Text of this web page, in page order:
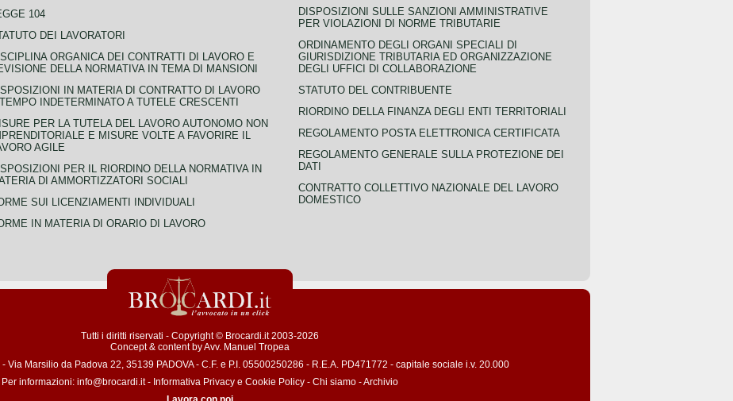
104
DEI LAVORATORI
ORGANICA DEI CONTRATTI DI LAVORO E
DELLA NORMATIVA IN TEMA DI MANSIONI
IN MATERIA DI CONTRATTO DI LAVORO
INDETERMINATO A TUTELE CRESCENTI
PER LA TUTELA DEL LAVORO AUTONOMO NON
E MISURE VOLTE A FAVORIRE IL
AGILE
PER IL RIORDINO DELLA NORMATIVA IN
DI AMMORTIZZATORI SOCIALI
SUI LICENZIAMENTI INDIVIDUALI
IN MATERIA DI ORARIO DI LAVORO
DISPOSIZIONI SULLE SANZIONI AMMINISTRATIVE
PER VIOLAZIONI DI NORME TRIBUTARIE
ORDINAMENTO DEGLI ORGANI SPECIALI DI
GIURISDIZIONE TRIBUTARIA ED ORGANIZZAZIONE
DEGLI UFFICI DI COLLABORAZIONE
STATUTO DEL CONTRIBUENTE
RIORDINO DELLA FINANZA DEGLI ENTI TERRITORIALI
REGOLAMENTO POSTA ELETTRONICA CERTIFICATA
REGOLAMENTO GENERALE SULLA PROTEZIONE DEI
DATI
CONTRATTO COLLETTIVO NAZIONALE DEL LAVORO
DOMESTICO
Tutti i diritti riservati - Copyright © Brocardi.it 2003-2026
Concept & content byAvv. Manuel Tropea
Via Marsilio da Padova 22, 35139 PADOVA - C.F. e P.I. 05500250286 - R.E.A. PD471772 - capitale sociale i.v. 20.000
Per informazioni: info@brocardi.it- Informativa Privacy e Cookie Policy - Chi siamo -Archivio